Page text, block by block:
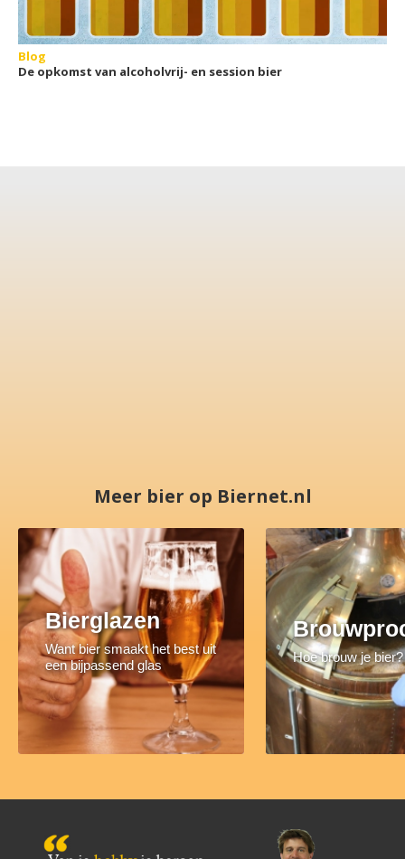
Blog
De opkomst van alcoholvrij- en session bier
Meer bier op Biernet.nl
Bierglazen
Want bier smaakt het best uit
een bijpassend glas
Hoe brouw je bier?